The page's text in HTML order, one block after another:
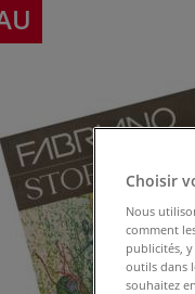
Choisir
Nous
comment
publicités, y
outils dans
souhaitez